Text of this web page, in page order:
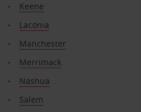
Keene
Lacónia
Manchester
Merrimack
Nashua
Salem